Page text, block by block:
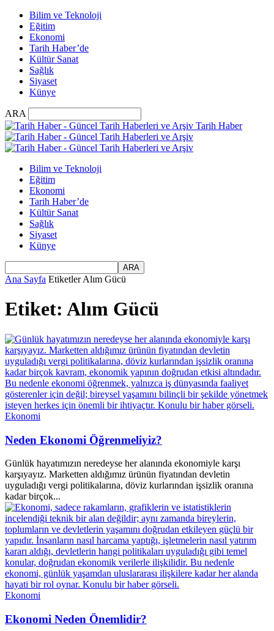
Bilim ve Teknoloji
Eğitim
Ekonomi
Tarih Haber’de
Kültür Sanat
Sağlık
Siyaset
Künye
ARA
Tarih Haber
Bilim ve Teknoloji
Eğitim
Ekonomi
Tarih Haber’de
Kültür Sanat
Sağlık
Siyaset
Künye
Ana Sayfa Etiketler Alım Gücü
Etiket: Alım Gücü
Ekonomi
Neden Ekonomi Öğrenmeliyiz?
Günlük hayatımızın neredeyse her alanında ekonomiyle karşı
karşıyayız. Marketten aldığımız ürünün fiyatından devletin
uyguladığı vergi politikalarına, döviz kurlarından işsizlik oranına
kadar birçok...
Ekonomi
Ekonomi Neden Önemlidir?